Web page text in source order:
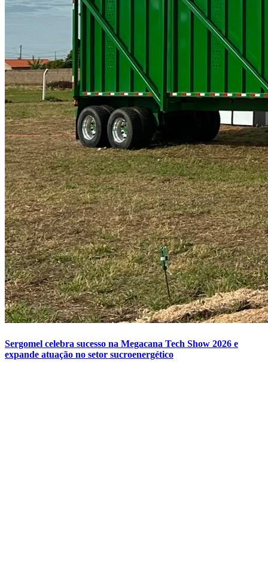
Sergomel celebra sucesso na Megacana Tech Show 2026 e
expande atuação no setor sucroenergético